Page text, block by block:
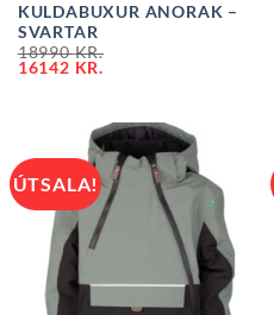
KULDABUXUR ANORAK –
SVARTAR
18990KR.
16142 KR.
ÚTSALA!